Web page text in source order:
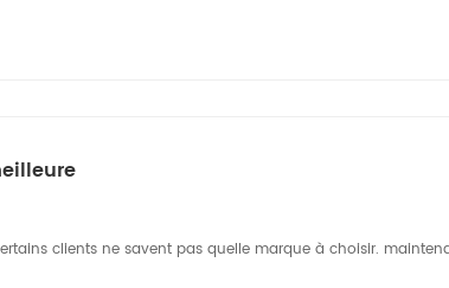
clients ne savent pas quelle marque à choisir.